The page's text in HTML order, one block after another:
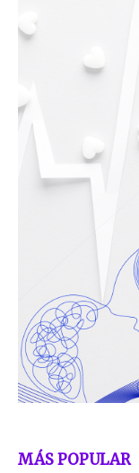
MÁS POPULAR